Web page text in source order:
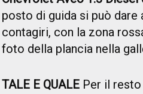
posto di guida si può dare
contagiri, con la zona
foto della plancia nella
TALE E QUALE Per il